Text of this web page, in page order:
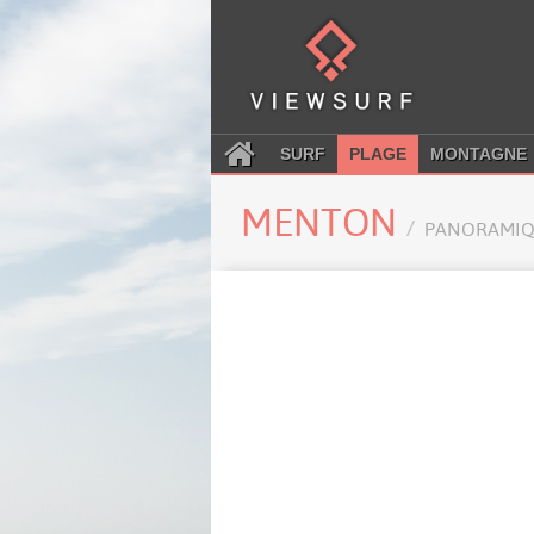
SURF PLAGE MONTAGNE
MENTON